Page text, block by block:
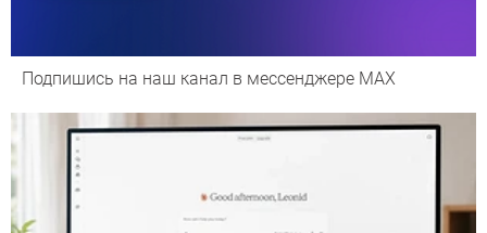
Подпишись на наш канал в мессенджере МАХ